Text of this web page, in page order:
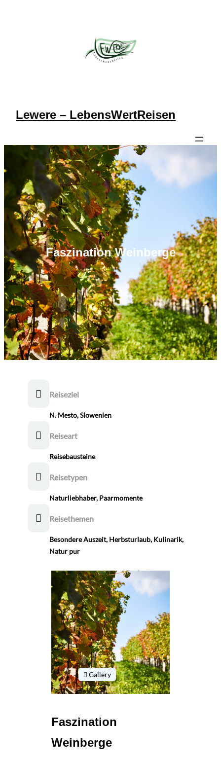
Lewere – LebensWertReisen
Faszination Weinberge
Reiseziel
N. Mesto, Slowenien
Reiseart
Reisebausteine
Reisetypen
Naturliebhaber, Paarmomente
Reisethemen
Besondere Auszeit, Herbsturlaub, Kulinarik,
Natur pur
Gallery
Faszination
Weinberge